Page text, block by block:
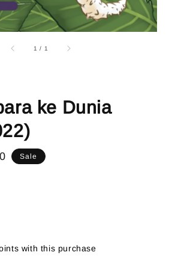
1 / 1
ke Dunia
Sale
with this purchase